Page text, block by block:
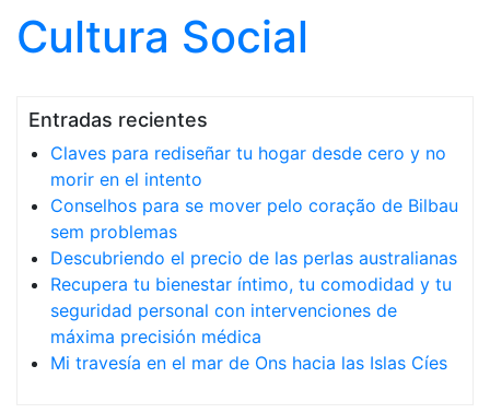
Cultura Social
Entradas recientes
Claves para rediseñar tu hogar desde cero y no
morir en el intento
Conselhos para se mover pelo coração de Bilbau
sem problemas
Descubriendo el precio de las perlas australianas
Recupera tu bienestar íntimo, tu comodidad y tu
seguridad personal con intervenciones de
máxima precisión médica
Mi travesía en el mar de Ons hacia las Islas Cíes